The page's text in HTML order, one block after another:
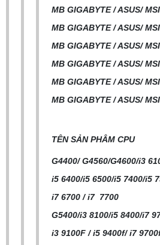
MB GIGABYTE / ASUS/
MB GIGABYTE / ASUS/
MB GIGABYTE / ASUS/
MB GIGABYTE / ASUS/
MB GIGABYTE / ASUS/
MB GIGABYTE / ASUS/
TÊN SẢN PHÂM CPU
G4400/ G4560/G4600/i3
i5 6400/i5 6500/i5 7400/i5
i7 6700 / i7 7700
G5400/i3 8100/i5 8400/i7
i3 9100F / i5 9400f/ i7